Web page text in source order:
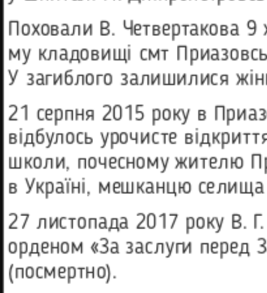
Поховали В. Четвертакова
му кладовищі смт
У загиблого залишилися
21 серпня 2015 року в
відбу­лось урочисте
школи, почесному жителю
в Україні, мешканцю селища
27 листопада 2017 року В.
орденом «За заслуги перед
(посмертно).